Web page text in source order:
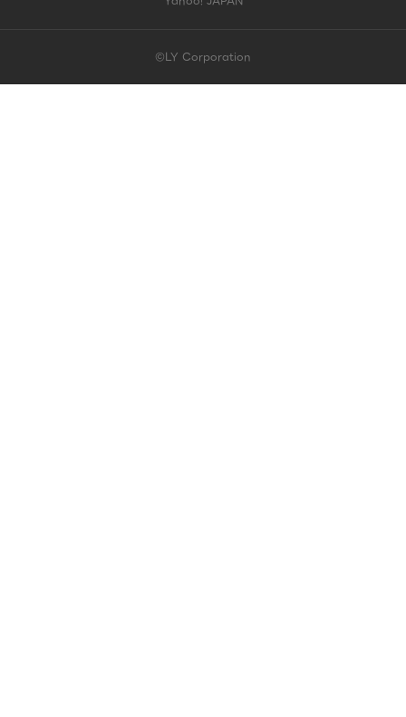
©LY Corporation
このコンテンツは掲載が終了しました | LINE占い